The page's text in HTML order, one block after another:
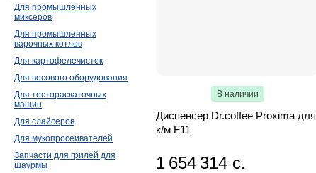
В наличии
Диспенсер Dr.coffee Proxima для
к/м F11
1 654 314 с.
Для промышленных
миксеров
Для промышленных
варочных котлов
Для картофелечисток
Для весового оборудования
Для тестораскаточных
машин
Для слайсеров
Для мукопросеивателей
Запчасти для грилей для
шаурмы